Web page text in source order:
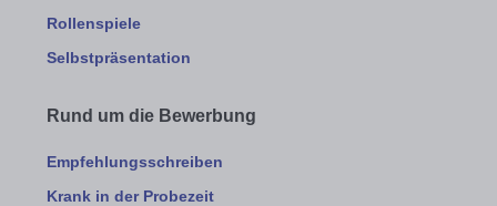
Rollenspiele
Selbstpräsentation
Rund um die Bewerbung
Empfehlungsschreiben
Krank in der Probezeit